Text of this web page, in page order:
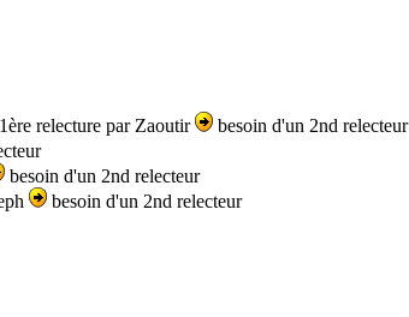
relecture par Zaoutir
besoin d'un 2nd relecteur
besoin d'un 2nd relecteur
besoin d'un 2nd relecteur